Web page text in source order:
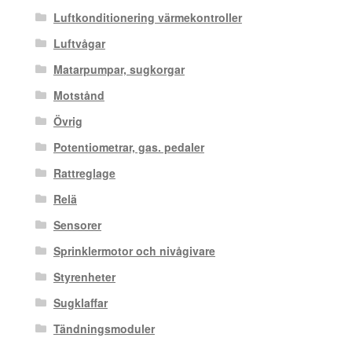
Luftkonditionering värmekontroller
Luftvågar
Matarpumpar, sugkorgar
Motstånd
Övrig
Potentiometrar, gas. pedaler
Rattreglage
Relä
Sensorer
Sprinklermotor och nivågivare
Styrenheter
Sugklaffar
Tändningsmoduler